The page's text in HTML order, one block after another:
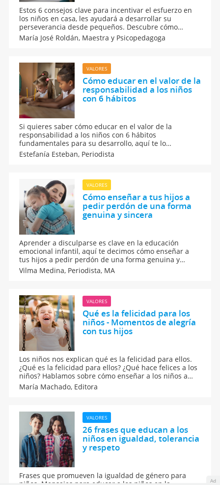
Estos 6 consejos clave para incentivar el esfuerzo en
los niños en casa, les ayudará a desarrollar su
perseverancia desde pequeños. Descubre cómo
motivarlos sin recompensas, reforzar su autoestima y
enseñarles el valor del trabajo bien hecho. Una guía
María José Roldán, Maestra y Psicopedagoga
VALORES
Cómo educar en el valor de la
responsabilidad a los niños
con 6 hábitos
Si quieres saber cómo educar en el valor de la
responsabilidad a los niños con 6 hábitos
fundamentales para su desarrollo, aquí te lo
contamos. Enseñar a los niños a cumplir sus deberes y
compromisos desde pequeños fortalece su autoestima
Estefanía Esteban, Periodista
VALORES
Cómo enseñar a tus hijos a
pedir perdón de una forma
genuina y sincera
Aprender a disculparse es clave en la educación
emocional infantil, aquí te decimos cómo enseñar a
tus hijos a pedir perdón de una forma genuina y
sincera, para que aprendan a reconocer errores,
desarrollar empatía y fortalecer sus relaciones. Así,
Vilma Medina, Periodista, MA
VALORES
Qué es la felicidad para los
niños - Momentos de alegría
con tus hijos
Los niños nos explican qué es la felicidad para ellos.
¿Qué es la felicidad para ellos? ¿Qué hace felices a los
niños? Hablamos sobre cómo enseñar a los niños a
que sean felices, como también te contamos las
expresiones de los niños que traducen en felicidad.
María Machado, Editora
VALORES
26 frases que educan a los
niños en igualdad, tolerancia
y respeto
Frases que promueven la igualdad de género para
Ad